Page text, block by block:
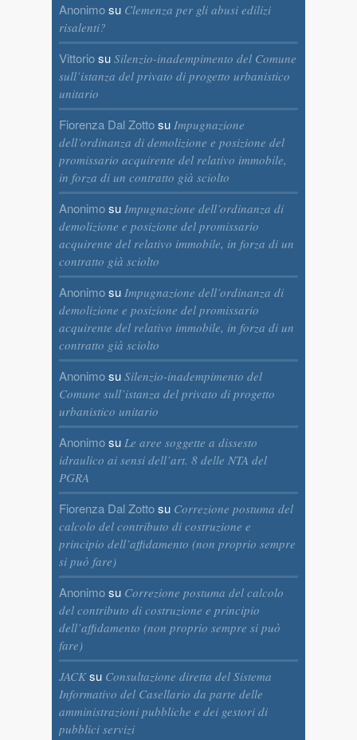
Anonimosu Clemenza per gli abusi edilizi
risalenti?
Vittoriosu Silenzio-inadempimento del Comune
sull’istanza del privato di progetto urbanistico
unitario
Fiorenza Dal Zottosu Impugnazione
dell’ordinanza di demolizione e posizione del
promissario acquirente del relativo immobile,
in forza di un contratto già sciolto
Anonimosu Impugnazione dell’ordinanza di
demolizione e posizione del promissario
acquirente del relativo immobile, in forza di un
contratto già sciolto
Anonimosu Impugnazione dell’ordinanza di
demolizione e posizione del promissario
acquirente del relativo immobile, in forza di un
contratto già sciolto
Anonimosu Silenzio-inadempimento del
Comune sull’istanza del privato di progetto
urbanistico unitario
Anonimosu Le aree soggette a dissesto
idraulico ai sensi dell’art. 8 delle NTA del
PGRA
Fiorenza Dal Zottosu Correzione postuma del
calcolo del contributo di costruzione e
principio dell’affidamento (non proprio sempre
si può fare)
Anonimosu Correzione postuma del calcolo
del contributo di costruzione e principio
dell’affidamento (non proprio sempre si può
fare)
JACKsu Consultazione diretta del Sistema
Informativo del Casellario da parte delle
amministrazioni pubbliche e dei gestori di
pubblici servizi